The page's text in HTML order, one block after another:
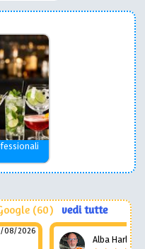
(60) vedi tutte
08/2026
Alba Harley